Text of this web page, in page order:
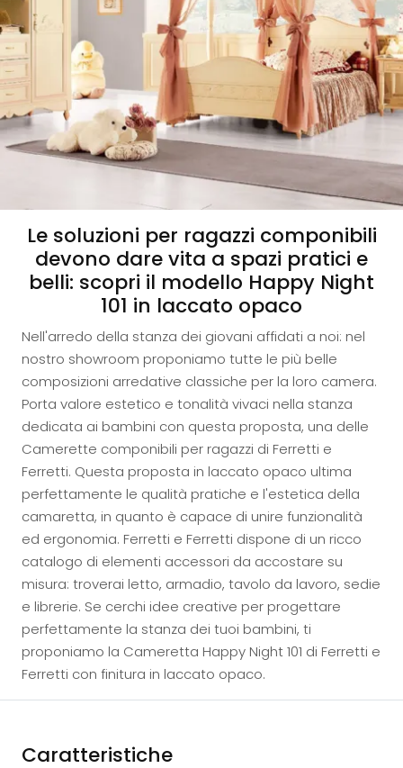
Le soluzioni per ragazzi componibili
devono dare vita a spazi pratici e
belli: scopri il modello Happy Night
101 in laccato opaco
Nell'arredo della stanza dei giovani affidati a noi: nel
nostro showroom proponiamo tutte le più belle
composizioni arredative classiche per la loro camera.
Porta valore estetico e tonalità vivaci nella stanza
dedicata ai bambini con questa proposta, una delle
Camerette componibili per ragazzi di Ferretti e
Ferretti. Questa proposta in laccato opaco ultima
perfettamente le qualità pratiche e l'estetica della
camaretta, in quanto è capace di unire funzionalità
ed ergonomia. Ferretti e Ferretti dispone di un ricco
catalogo di elementi accessori da accostare su
misura: troverai letto, armadio, tavolo da lavoro, sedie
e librerie. Se cerchi idee creative per progettare
perfettamente la stanza dei tuoi bambini, ti
proponiamo la Cameretta Happy Night 101 di Ferretti e
Ferretti con finitura in laccato opaco.
Caratteristiche